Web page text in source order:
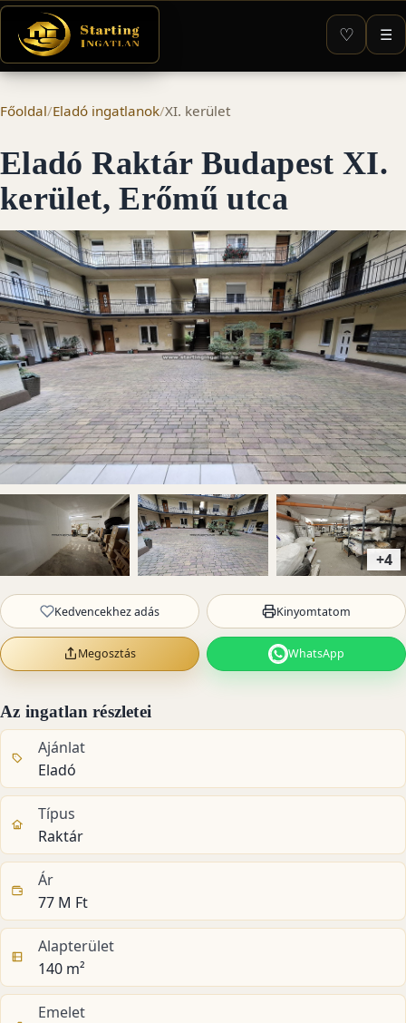
♡ ☰
Főoldal/Eladó ingatlanok/XI. kerület
Eladó Raktár Budapest XI.
kerület, Erőmű utca
+4
Kedvencekhez adás Kinyomtatom
Megosztás WhatsApp
Az ingatlan részletei
Ajánlat
Eladó
Típus
Raktár
Ár
77 M Ft
Alapterület
140 m²
Emelet